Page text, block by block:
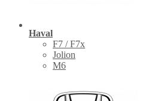
Haval
F7 / F7x
Jolion
M6